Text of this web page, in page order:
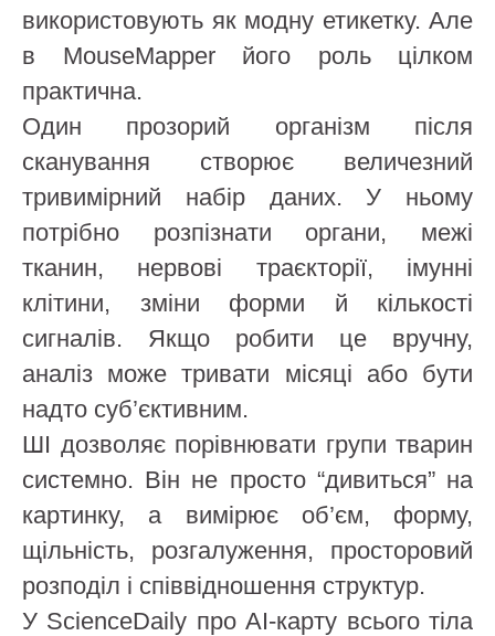
використовують як модну етикетку. Але
в MouseMapper його роль цілком
практична.
Один прозорий організм після
сканування створює величезний
тривимірний набір даних. У ньому
потрібно розпізнати органи, межі
тканин, нервові траєкторії, імунні
клітини, зміни форми й кількості
сигналів. Якщо робити це вручну,
аналіз може тривати місяці або бути
надто суб’єктивним.
ШІ дозволяє порівнювати групи тварин
системно. Він не просто “дивиться” на
картинку, а вимірює об’єм, форму,
щільність, розгалуження, просторовий
розподіл і співвідношення структур.
У ScienceDaily про AI-карту всього тіла